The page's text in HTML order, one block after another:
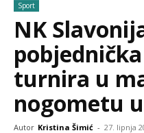
Sport
NK
turnira u
nogometu
Autor Kristina Šimić - 27. lipnja